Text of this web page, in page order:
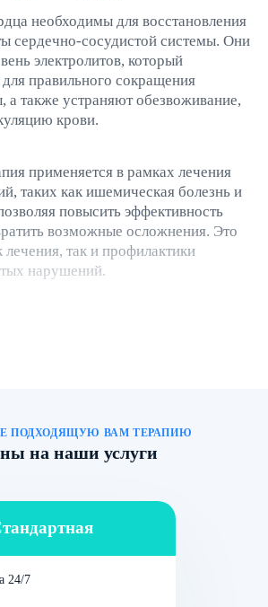
необходимы для восстановления
сердечно-сосудистой системы. Они
электролитов, который
правильного сокращения
также устраняют обезвоживание,
крови.
применяется в рамках лечения
таких как ишемическая болезнь и
повысить эффективность
возможные осложнения. Это
так и профилактики
нарушений.
мышцы.
электролиты через капельницы,
устранить опасные для жизни
ПОДХОДЯЩУЮ ВАМ ТЕРАПИЮ
на наши услуги
24/7